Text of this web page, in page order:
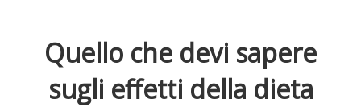
Quello che devi sapere
sugli effetti della dieta